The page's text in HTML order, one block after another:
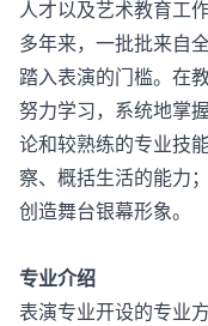
人才以及艺术教育工作
多年来，一批批来自
踏入表演的门槛。在
努力学习，系统地掌
论和较熟练的专业技
察、概括生活的能力
创造舞台银幕形象。
专业介绍
表演专业开设的专业